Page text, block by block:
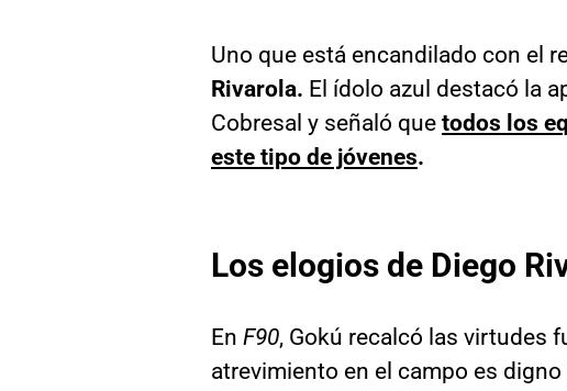
Uno que está encandilado con el
Rivarola. El ídolo azul destacó la
Cobresal y señaló que todos los
este tipo de jóvenes.
Los elogios de Diego
En F90, Gokú recalcó las virtudes
atrevimiento en el campo es digno